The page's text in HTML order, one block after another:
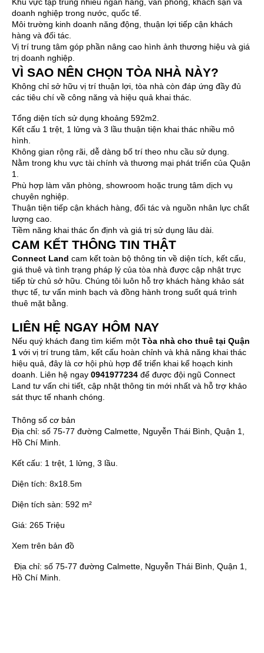
Khu vực tập trung nhiều ngân hàng, văn phòng, khách sạn và
doanh nghiệp trong nước, quốc tế.
Môi trường kinh doanh năng động, thuận lợi tiếp cận khách
hàng và đối tác.
Vị trí trung tâm góp phần nâng cao hình ảnh thương hiệu và giá
trị doanh nghiệp.
VÌ SAO NÊN CHỌN TÒA NHÀ NÀY?
Không chỉ sở hữu vị trí thuận lợi, tòa nhà còn đáp ứng đầy đủ
các tiêu chí về công năng và hiệu quả khai thác.
Tổng diện tích sử dụng khoảng 592m2.
Kết cấu 1 trệt, 1 lửng và 3 lầu thuận tiện khai thác nhiều mô
hình.
Không gian rộng rãi, dễ dàng bố trí theo nhu cầu sử dụng.
Nằm trong khu vực tài chính và thương mại phát triển của Quận
1.
Phù hợp làm văn phòng, showroom hoặc trung tâm dịch vụ
chuyên nghiệp.
Thuận tiện tiếp cận khách hàng, đối tác và nguồn nhân lực chất
lượng cao.
Tiềm năng khai thác ổn định và giá trị sử dụng lâu dài.
CAM KẾT THÔNG TIN THẬT
Connect Land cam kết toàn bộ thông tin về diện tích, kết cấu,
giá thuê và tình trạng pháp lý của tòa nhà được cập nhật trực
tiếp từ chủ sở hữu. Chúng tôi luôn hỗ trợ khách hàng khảo sát
thực tế, tư vấn minh bạch và đồng hành trong suốt quá trình
thuê mặt bằng.
LIÊN HỆ NGAY HÔM NAY
Nếu quý khách đang tìm kiếm một Tòa nhà cho thuê tại Quận
1 với vị trí trung tâm, kết cấu hoàn chỉnh và khả năng khai thác
hiệu quả, đây là cơ hội phù hợp để triển khai kế hoạch kinh
doanh. Liên hệ ngay 0941977234 để được đội ngũ Connect
Land tư vấn chi tiết, cập nhật thông tin mới nhất và hỗ trợ khảo
sát thực tế nhanh chóng.
Thông số cơ bản
Địa chỉ: số 75-77 đường Calmette, Nguyễn Thái Bình, Quận 1,
Hồ Chí Minh.
Kết cấu: 1 trệt, 1 lửng, 3 lầu.
Diện tích: 8x18.5m
Diện tích sàn: 592 m²
Giá: 265 Triệu
Xem trên bản đồ
Địa chỉ: số 75-77 đường Calmette, Nguyễn Thái Bình, Quận 1,
Hồ Chí Minh.